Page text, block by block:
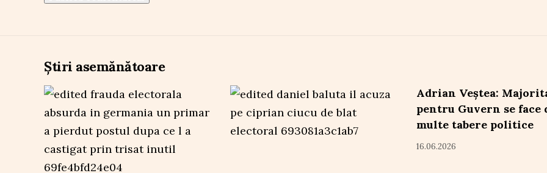
Știri asemănătoare
Adrian Veștea:
pentru Guvern se face
multe tabere politice
16.06.2026